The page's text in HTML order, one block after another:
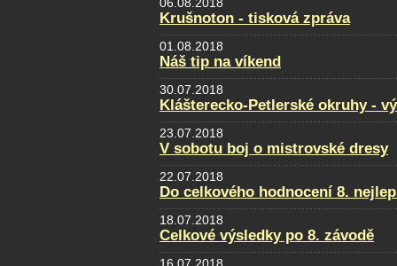
Krušnoton - tisková zpráva
01.08.2018
Náš tip na víkend
30.07.2018
Klášterecko-Petlerské okruhy -
23.07.2018
V sobotu boj o mistrovské dresy
22.07.2018
Do celkového hodnocení 8.
18.07.2018
Celkové výsledky po 8. závodě